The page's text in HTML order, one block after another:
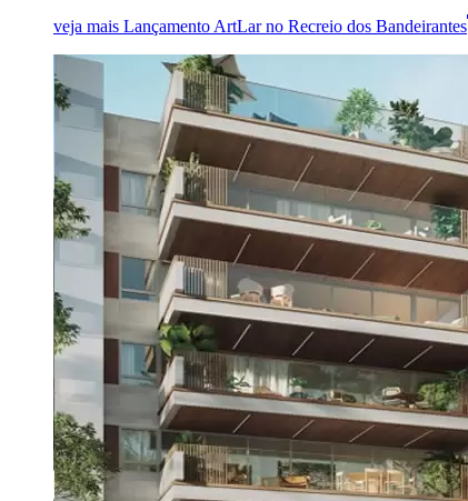
veja mais Lançamento ArtLar no Recreio dos Bandeirantes